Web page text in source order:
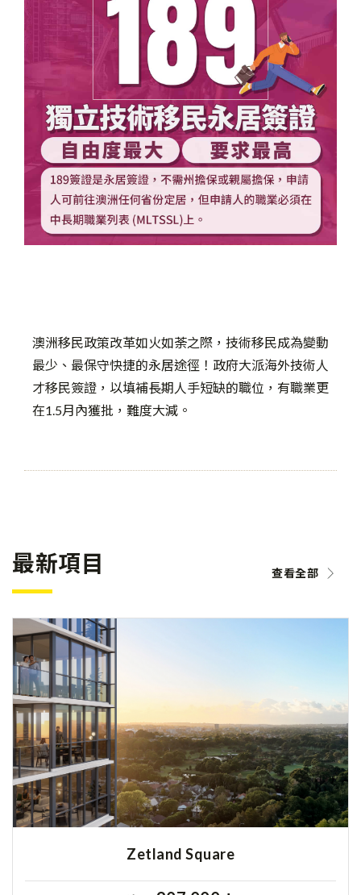
澳洲移民政策改革如火如荼之際，技術移民成為變動
最少、最保守快捷的永居途徑！政府大派海外技術人
才移民簽證，以填補長期人手短缺的職位，有職業更
在1.5月內獲批，難度大減。
最新項目 查看全部
Zetland Square